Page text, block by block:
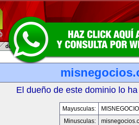
El dueño de este dominio lo
Mayusculas:
Minusculas: